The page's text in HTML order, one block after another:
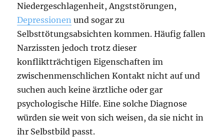
Niedergeschlagenheit, Angststörungen,
Depressionen und sogar zu
Selbsttötungsabsichten kommen. Häufig fallen
Narzissten jedoch trotz dieser
konfliktträchtigen Eigenschaften im
zwischenmenschlichen Kontakt nicht auf und
suchen auch keine ärztliche oder gar
psychologische Hilfe. Eine solche Diagnose
würden sie weit von sich weisen, da sie nicht in
ihr Selbstbild passt.